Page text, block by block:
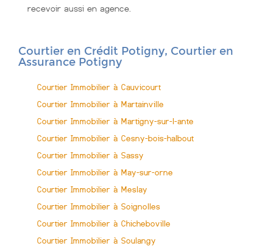
recevoir aussi en agence.
Courtier en Crédit Potigny, Courtier en
Assurance Potigny
Courtier Immobilier à Cauvicourt
Courtier Immobilier à Martainville
Courtier Immobilier à Martigny-sur-l-ante
Courtier Immobilier à Cesny-bois-halbout
Courtier Immobilier à Sassy
Courtier Immobilier à May-sur-orne
Courtier Immobilier à Meslay
Courtier Immobilier à Soignolles
Courtier Immobilier à Chicheboville
Courtier Immobilier à Soulangy